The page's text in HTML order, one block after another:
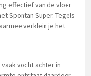
effectief van de vloer
Spontan Super. Tegels
verklein je het
vocht achter in